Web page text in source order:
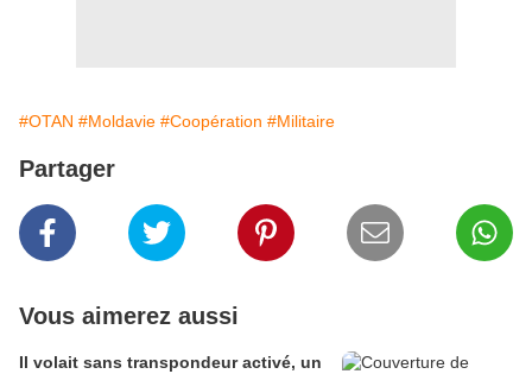
#OTAN #Moldavie #Coopération #Militaire
Partager
Vous aimerez aussi
Il volait sans transpondeur activé, un